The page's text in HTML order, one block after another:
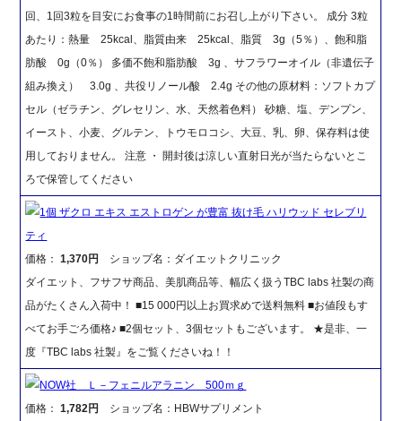
回、1回3粒を目安にお食事の1時間前にお召し上がり下さい。 成分 3粒
あたり：熱量 25kcal、脂質由来 25kcal、脂質 3g（5％）、飽和脂
肪酸 0g（0％） 多価不飽和脂肪酸 3g 、サフラワーオイル（非遺伝子
組み換え） 3.0g 、共役リノール酸 2.4g その他の原材料：ソフトカプ
セル（ゼラチン、グレセリン、水、天然着色料） 砂糖、塩、デンプン、
イースト、小麦、グルテン、トウモロコシ、大豆、乳、卵、保存料は使
用しておりません。 注意 ・ 開封後は涼しい直射日光が当たらないとこ
ろで保管してください
1個 ザクロ エキス エストロゲン が豊富 抜け毛 ハリウッド セレブリ
ティ
価格：1,370円
ショップ名：ダイエットクリニック
ダイエット、フサフサ商品、美肌商品等、幅広く扱うTBC labs 社製の商
品がたくさん入荷中！ ■15 000円以上お買求めで送料無料 ■お値段もす
べてお手ごろ価格♪ ■2個セット、3個セットもございます。 ★是非、一
度『TBC labs 社製』をご覧くださいね！！
NOW社 Ｌ－フェニルアラニン 500ｍｇ
価格：1,782円
ショップ名：HBWサプリメント